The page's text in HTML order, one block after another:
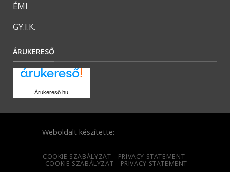
ÉMI
GY.I.K.
ÁRUKERESŐ
Árukereső.hu
Weboldalt készítette:
COOKIE SZABÁLYZAT
PRIVACY STATEMENT
COOKIE SZABÁLYZAT
PRIVACY STATEMENT